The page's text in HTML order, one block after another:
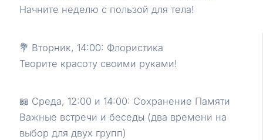
Начните неделю с пользой для тела!
💐 Вторник, 14:00: Флористика
Творите красоту своими руками!
📖 Среда, 12:00 и 14:00: Сохранение Памяти
Важные встречи и беседы (два времени на
выбор для двух групп)